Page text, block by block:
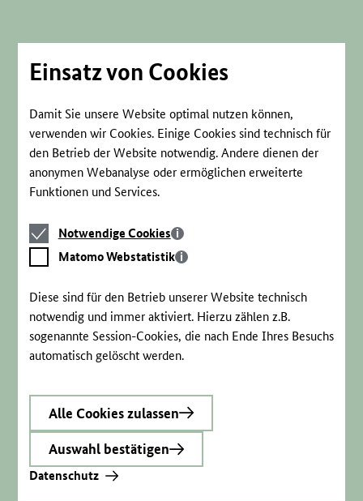
Einsatz von Cookies
Damit Sie unsere Website optimal nutzen können,
verwenden wir Cookies. Einige Cookies sind technisch für
den Betrieb der Website notwendig. Andere dienen der
anonymen Webanalyse oder ermöglichen erweiterte
Funktionen und Services.
Notwendige
Cookies
Notwendige Cookies
Matomo
Webstatistik
Matomo Webstatistik
Diese sind für den Betrieb unserer Website technisch
notwendig und immer aktiviert. Hierzu zählen z.B.
sogenannte Session-Cookies, die nach Ende Ihres Besuchs
automatisch gelöscht werden.
Alle Cookies zulassen
Auswahl bestätigen
Datenschutz